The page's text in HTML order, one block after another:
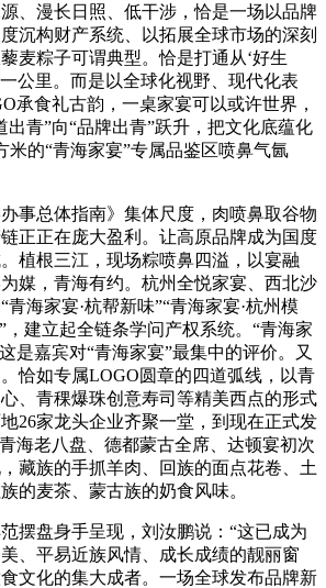
、漫长日照、低干涉，恰是一场以品牌
沉构财产系统、以拓展全球市场的深刻
麦粽子可谓典型。恰是打通从‘好生
一公里。而是以全球化视野、现代化表
承食礼古韵，一桌家宴可以或许世界，
出青”向“品牌出青”跃升，把文化底蕴化
米的“青海家宴”专属品鉴区喷鼻气氤
总体指南》集体尺度，肉喷鼻取谷物
正正在庞大盈利。让高原品牌成为国度
植根三江，现场粽喷鼻四溢，以宴融
媒，青海有约。杭州全悦家宴、西北沙
海家宴·杭帮新味”“青海家宴·杭州模
，建立起全链条学问产权系统。“青海家
是嘉宾对“青海家宴”最集中的评价。又
恰如专属LOGO圆章的四道弧线，以青
、青稞爆珠创意寿司等精美西点的形式
26家龙头企业齐聚一堂，到现在正式发
海老八盘、德都蒙古全席、达顿宴初次
藏族的手抓羊肉、回族的面点花卷、土
的麦茶、蒙古族的奶食风味。
盘身手呈现，刘汝鹏说：“这已成为
、平易近族风情、成长成绩的靓丽窗
文化的集大成者。一场全球发布品牌新